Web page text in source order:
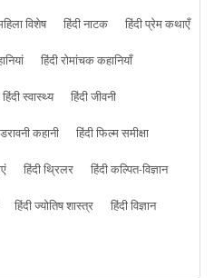
विशेष हिंदी नाटक
हिंदी प्रेम कथाएँ
हिंदी रोमांचक कहानियाँ
हिंदी स्वास्थ्य
हिंदी जीवनी
कहानी
हिंदी फिल्म समीक्षा
हिंदी थ्रिलर
हिंदी कल्पित-विज्ञान
हिंदी ज्योतिष शास्त्र
हिंदी विज्ञान